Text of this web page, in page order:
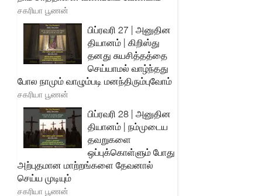
சகரியா பூணன்
பிப்ரவரி 27 | அனுதின
தியானம் | கிறிஸ்து
தனது சுயசித்தத்தை
செய்யாமல் வாழ்ந்தது
போல நாமும் வாழும்படி மனந்திரும்புவோம்
சகரியா பூணன்
பிப்ரவரி 28 | அனுதின
தியானம் | நம்முடைய
தவறுகளை
ஒப்புக்கொள்ளும் போது
அற்புதமான மாற்றங்களை தேவனால்
செய்ய முடியும்
சகரியா பூணன்